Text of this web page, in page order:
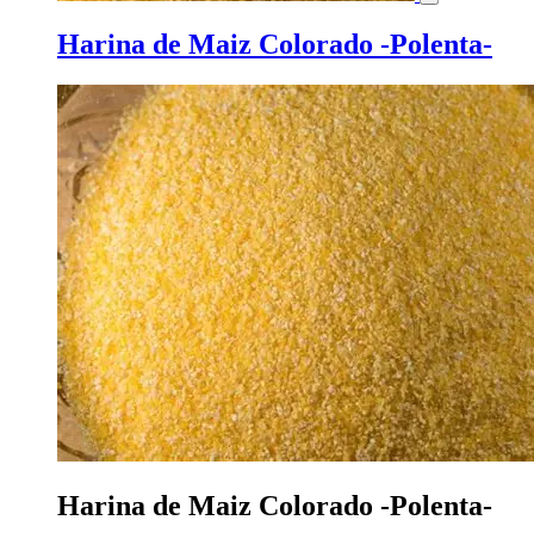
Harina de Maiz Colorado -Polenta-
Harina de Maiz Colorado -Polenta-